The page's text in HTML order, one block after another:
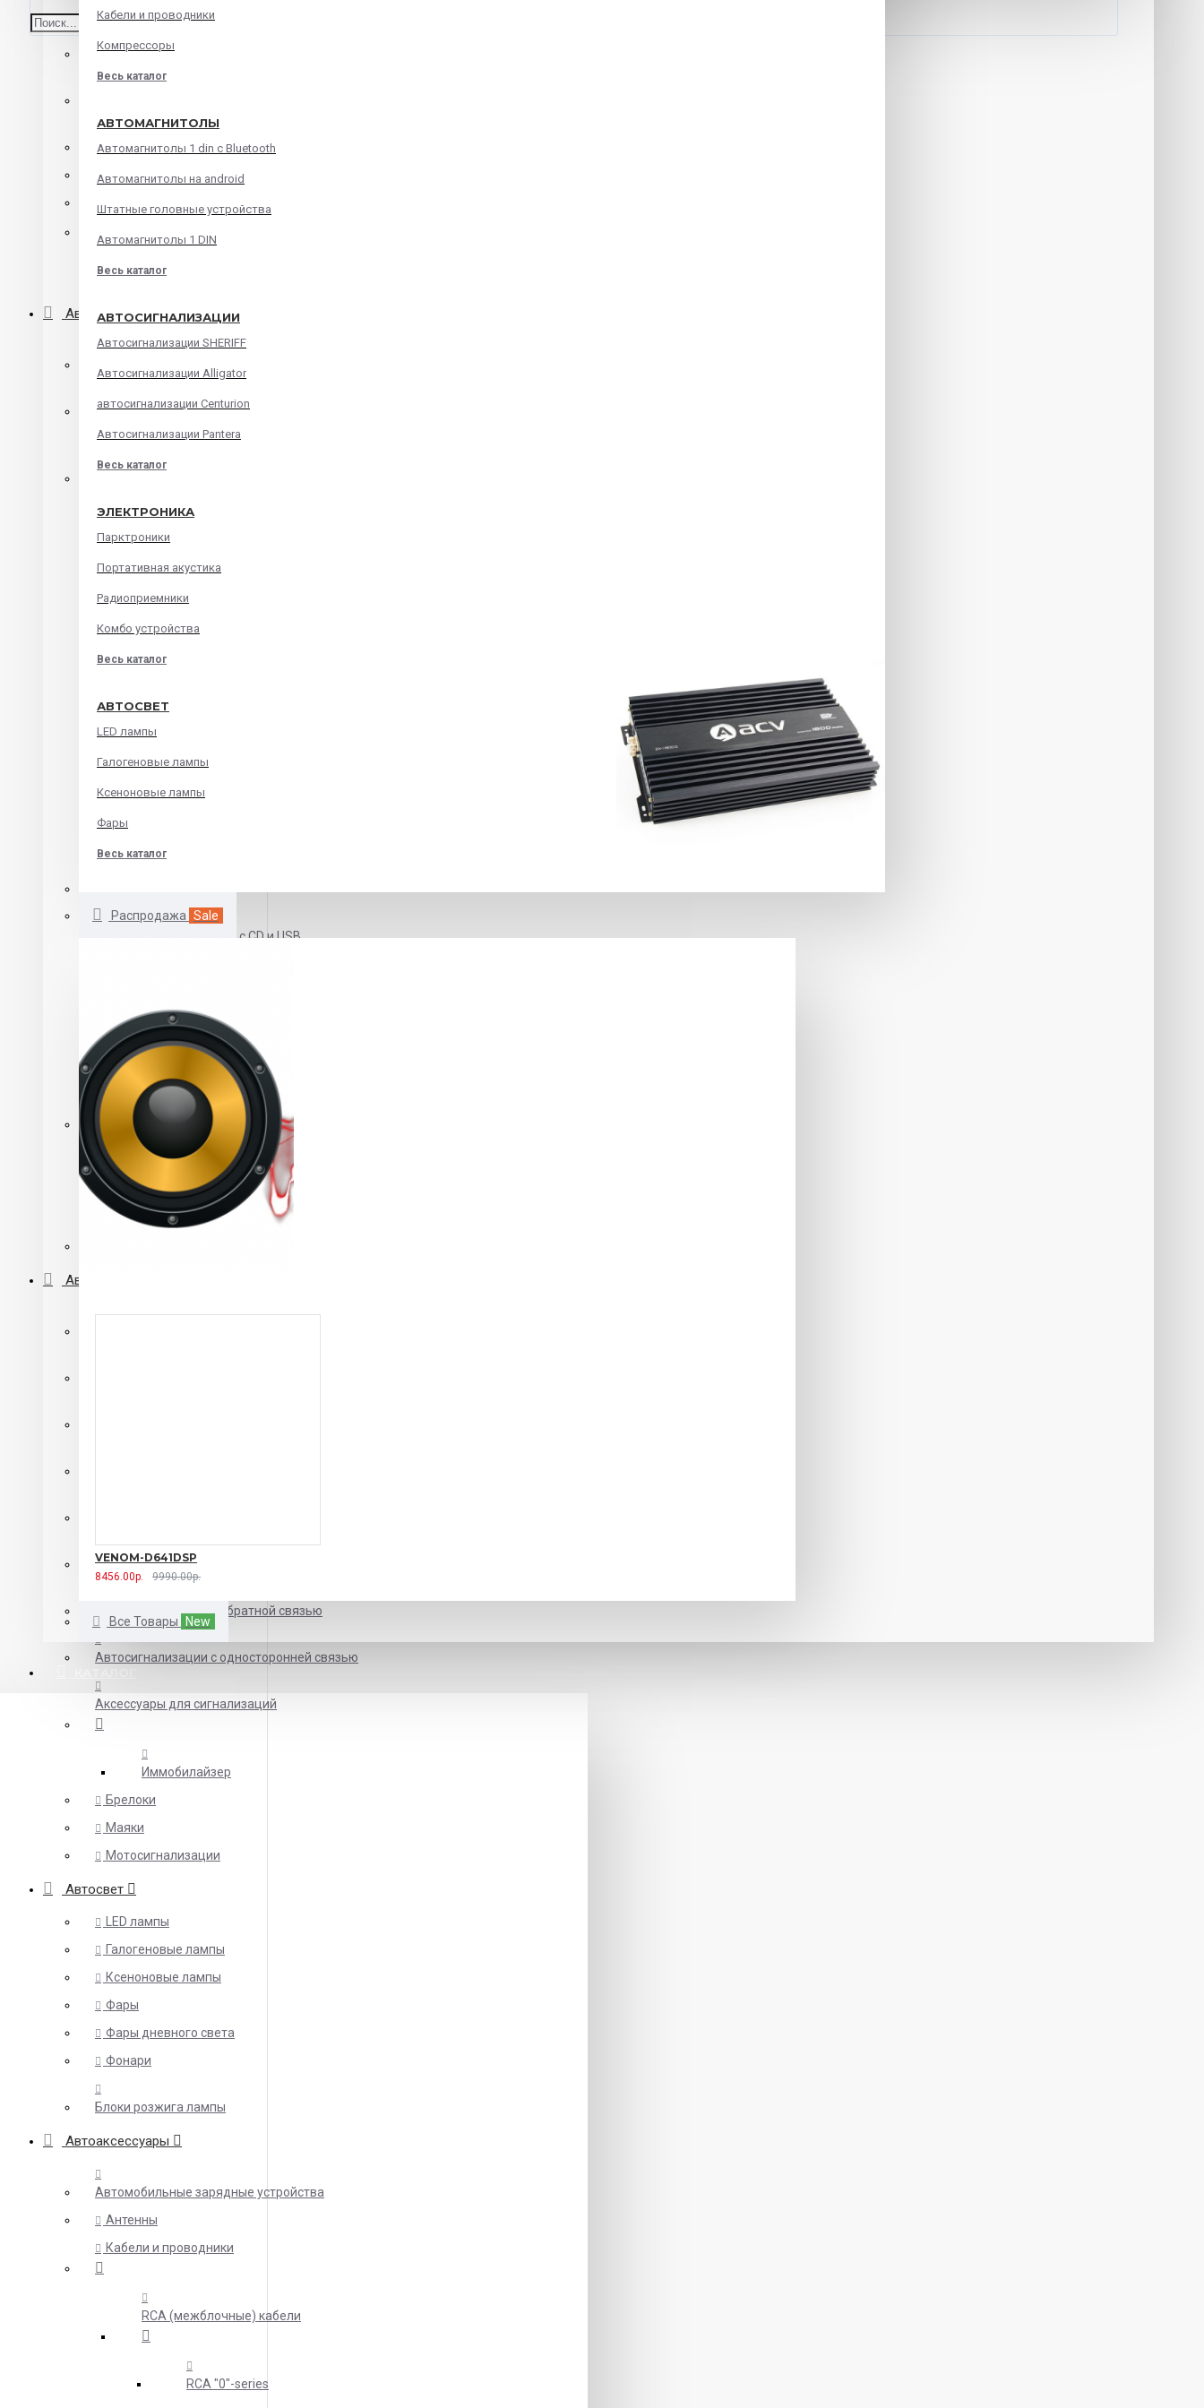
Кабели и проводники
Компрессоры
Весь каталог
АВТОМАГНИТОЛЫ
Автомагнитолы 1 din с Bluetooth
Автомагнитолы на android
Штатные головные устройства
Автомагнитолы 1 DIN
Весь каталог
АВТОСИГНАЛИЗАЦИИ
Автосигнализации SHERIFF
Автосигнализации Alligator
автосигнализации Centurion
Автосигнализации Pantera
Весь каталог
ЭЛЕКТРОНИКА
Парктроники
Портативная акустика
Радиоприемники
Комбо устройства
Весь каталог
АВТОСВЕТ
LED лампы
Галогеновые лампы
Ксеноновые лампы
Фары
Весь каталог
Распродажа Sale
VENOM-D641DSP
8456.00р. 9990.00р.
Все Товары New
Среднечастотные динамики
Корпусная акустика
Компонентная акустика
Твитеры
Корпуса для сабвуфера
Автомагнитолы
Автомагнитолы на android
Штатные головные устройства
Audi
BMW
Chevrolet
Lada
Mazda
Mitsubishi
Автомагнитолы с CD и USB
DVD автомагнитолы
Автомагнитолы с выдвижным экраном
Автомагнитолы 2 DIN
Автомагнитолы 2 din CD\MP3
Автомагнитолы 2 din с DVD приводом
Автосигнализации
Автосигнализации с автозапуском
Автосигнализации с обратной связью
Автосигнализации с односторонней связью
Аксессуары для сигнализаций
Иммобилайзер
Брелоки
Маяки
Мотосигнализации
Автосвет
LED лампы
Галогеновые лампы
Ксеноновые лампы
Фары
Фары дневного света
Фонари
Блоки розжига лампы
Автоаксессуары
Автомобильные зарядные устройства
Антенны
Кабели и проводники
RCA (межблочные) кабели
RCA "0"-series